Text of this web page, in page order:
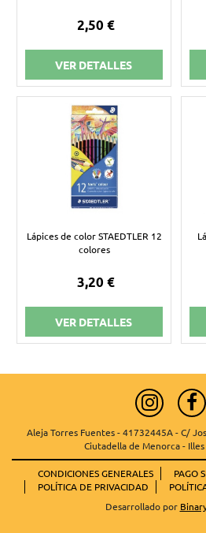
2,50 €
VER DETALLES
Lápices de color STAEDTLER 12
colores
3,20 €
VER DETALLES
Aleja Torres Fuentes - 41732445A - C/
Ciutadella de Menorca - Illes
CONDICIONES GENERALES PAGO
POLÍTICA DE PRIVACIDAD
Desarrollado por